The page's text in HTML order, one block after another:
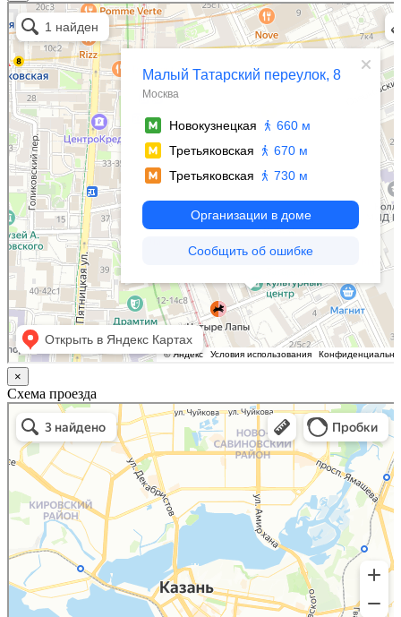
Москва
Малый Татарский переулок, 8 на карте Москвы, ближайшее метро Новокузнецкая —
Яндекс.Карты
×
Схема проезда
Казань
Малый Татарский переулок, 8 на карте Москвы, ближайшее метро Новокузнецкая —
Яндекс.Карты